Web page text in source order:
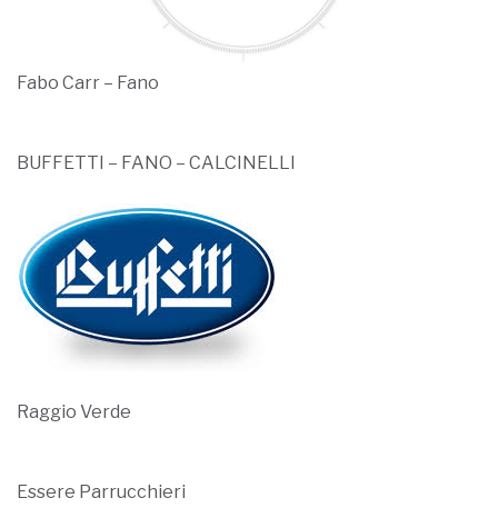
Fabo Carr – Fano
BUFFETTI – FANO – CALCINELLI
Raggio Verde
Essere Parrucchieri